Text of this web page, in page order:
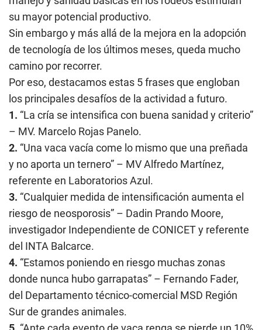
su mayor potencial productivo.
Sin embargo y más allá de la mejora en la adopción
de tecnología de los últimos meses, queda mucho
camino por recorrer.
Por eso, destacamos estas 5 frases que engloban
los principales desafíos de la actividad a futuro.
1. “La cría se intensifica con buena sanidad y criterio”
– MV. Marcelo Rojas Panelo.
2. “Una vaca vacía come lo mismo que una preñada
y no aporta un ternero” – MV Alfredo Martínez,
referente en Laboratorios Azul.
3. “Cualquier medida de intensificación aumenta el
riesgo de neosporosis” – Dadin Prando Moore,
investigador Independiente de CONICET y referente
del INTA Balcarce.
4. “Estamos poniendo en riesgo muchas zonas
donde nunca hubo garrapatas” – Fernando Fader,
del Departamento técnico-comercial MSD Región
Sur de grandes animales.